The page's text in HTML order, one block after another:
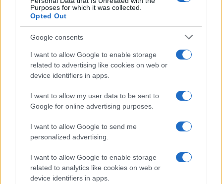
Purposes for which it was collected.
Opted Out
Google consents
I want to allow Google to enable storage
related to advertising like cookies on web or
device identifiers in apps.
I want to allow my user data to be sent to
Google for online advertising purposes.
I want to allow Google to send me
personalized advertising.
I want to allow Google to enable storage
related to analytics like cookies on web or
device identifiers in apps.